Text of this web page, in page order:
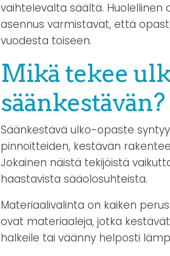
vaihtelevalta säältä.
asennus varmistavat, että
vuodesta toiseen.
Mikä tekee
säänkestävän?
Säänkestävä ulko-opaste
pinnoitteiden, kestävän
Jokainen näistä tekijöistä
haastavista sääolosuhteista.
Materiaalivalinta on kaiken
ovat materiaaleja, jotka
halkeile tai väänny helposti